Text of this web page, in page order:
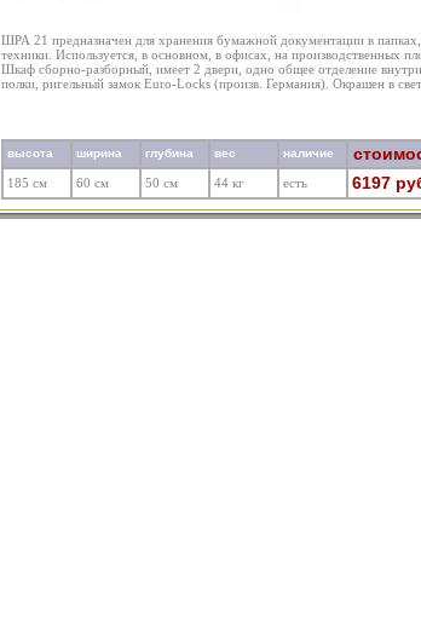
ШРА 21 предназначен для хранения бумажной документации в
техники. Используется, в основном, в офисах, на производственных
Шкаф сборно-разборный, имеет 2 двери, одно общее отделение
полки, ригельный замок Euro-Locks (произв. Германия). Окрашен в
высота ширина глубина вес наличие
185 см 60 см 50 см 44 кг есть 6197